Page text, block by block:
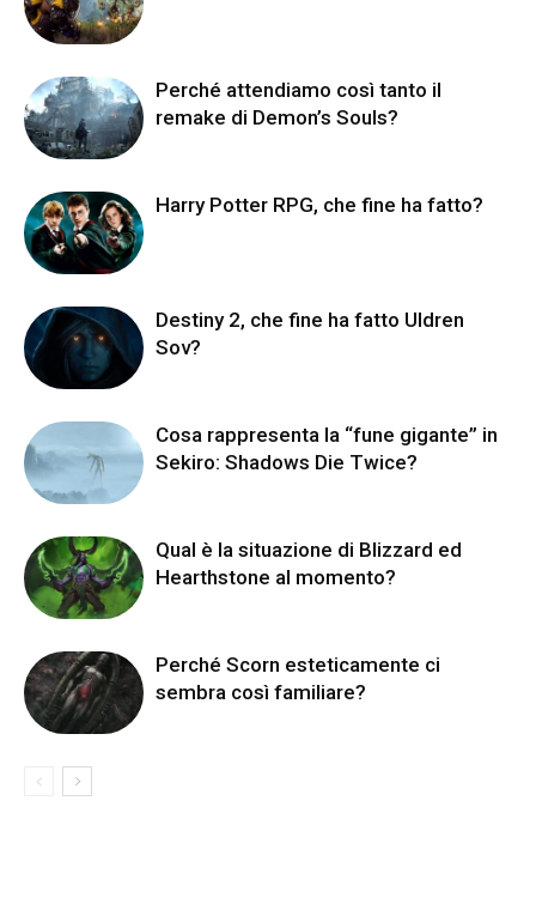
Perché attendiamo così tanto il
remake di Demon’s Souls?
Harry Potter RPG, che fine ha fatto?
Destiny 2, che fine ha fatto Uldren
Sov?
Cosa rappresenta la “fune gigante” in
Sekiro: Shadows Die Twice?
Qual è la situazione di Blizzard ed
Hearthstone al momento?
Perché Scorn esteticamente ci
sembra così familiare?